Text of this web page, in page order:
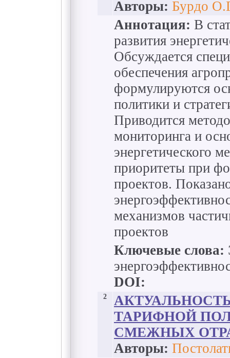
Авторы: Бурдо
Аннотация: В
развития
Обсуждается
обеспечения
формулируются
политики и
Приводится
мониторинга и
энергетического
приоритеты при
проектов.
механизмов
проектов
Ключевые слова:
DOI:
2
ТАРИФНОЙ
СМЕЖНЫХ
Авторы: